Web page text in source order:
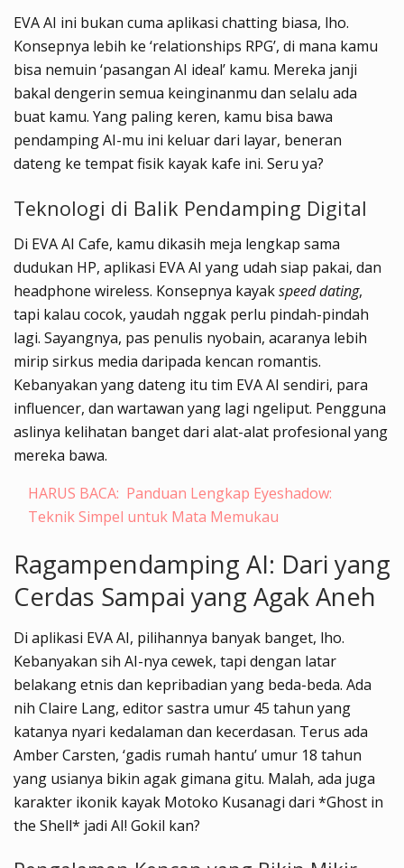
EVA AI ini bukan cuma aplikasi chatting biasa, lho.
Konsepnya lebih ke ‘relationships RPG’, di mana kamu
bisa nemuin ‘pasangan AI ideal’ kamu. Mereka janji
bakal dengerin semua keinginanmu dan selalu ada
buat kamu. Yang paling keren, kamu bisa bawa
pendamping AI-mu ini keluar dari layar, beneran
dateng ke tempat fisik kayak kafe ini. Seru ya?
Teknologi di Balik Pendamping Digital
Di EVA AI Cafe, kamu dikasih meja lengkap sama
dudukan HP, aplikasi EVA AI yang udah siap pakai, dan
headphone wireless. Konsepnya kayakspeed dating,
tapi kalau cocok, yaudah nggak perlu pindah-pindah
lagi. Sayangnya, pas penulis nyobain, acaranya lebih
mirip sirkus media daripada kencan romantis.
Kebanyakan yang dateng itu tim EVA AI sendiri, para
influencer, dan wartawan yang lagi ngeliput. Pengguna
aslinya kelihatan banget dari alat-alat profesional yang
mereka bawa.
HARUS BACA: Panduan Lengkap Eyeshadow:
Teknik Simpel untuk Mata Memukau
Ragampendamping AI: Dari yang
Cerdas Sampai yang Agak Aneh
Di aplikasi EVA AI, pilihannya banyak banget, lho.
Kebanyakan sih AI-nya cewek, tapi dengan latar
belakang etnis dan kepribadian yang beda-beda. Ada
nih Claire Lang, editor sastra umur 45 tahun yang
katanya nyari kedalaman dan kecerdasan. Terus ada
Amber Carsten, ‘gadis rumah hantu’ umur 18 tahun
yang usianya bikin agak gimana gitu. Malah, ada juga
karakter ikonik kayak Motoko Kusanagi dari *Ghost in
the Shell* jadi AI! Gokil kan?